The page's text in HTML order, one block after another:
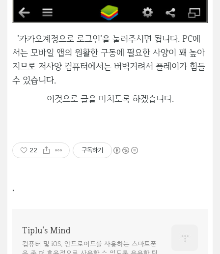
'카카오계정으로 로그인'을 눌러주시면 됩니다. PC에
서는 모바일 앱의 원활한 구동에 필요한 사양이 꽤 높아
지므로 저사양 컴퓨터에서는 버벅거려서 플레이가 힘들
수 있습니다.
이것으로 글을 마치도록 하겠습니다.
22 구독하기
Tiplu's Mind
컴퓨터 및 iOS, 안드로이드를 사용하는 스마트폰